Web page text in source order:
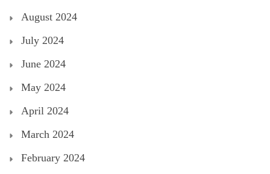
August 2024
July 2024
June 2024
May 2024
April 2024
March 2024
February 2024